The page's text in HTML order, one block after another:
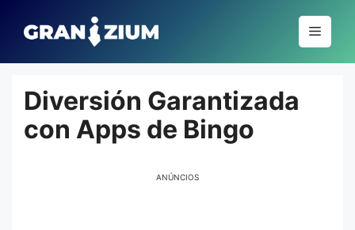
para
conteúdo
Menu
Diversión Garantizada
con Apps de Bingo
ANÚNCIOS